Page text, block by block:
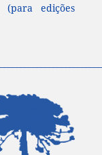
(para edições